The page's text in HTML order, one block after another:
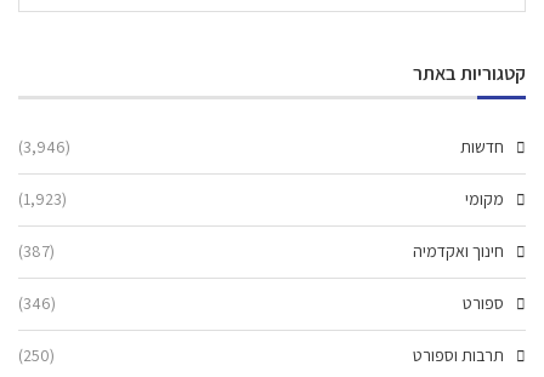
קטגוריות באתר
חדשות (3,946)
מקומי (1,923)
חינוך ואקדמיה (387)
ספורט (346)
תרבות וספורט (250)